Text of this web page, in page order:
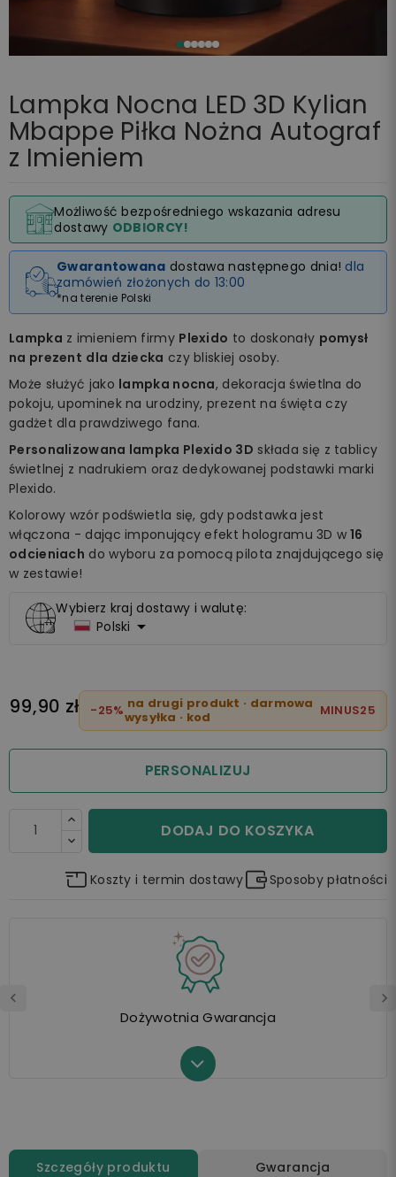
Lampka Nocna LED 3D Kylian
Mbappe Piłka Nożna Autograf
z Imieniem
Możliwość bezpośredniego wskazania adresu
dostawy ODBIORCY!
Gwarantowana dostawa następnego dnia! dla
zamówień złożonych do 13:00
*na terenie Polski
Lampka z imieniem firmy Plexido to doskonały pomysł
na prezent dla dziecka czy bliskiej osoby.
Może służyć jako lampka nocna, dekoracja świetlna do
pokoju, upominek na urodziny, prezent na święta czy
gadżet dla prawdziwego fana.
Personalizowana lampka Plexido 3D składa się z tablicy
świetlnej z nadrukiem oraz dedykowanej podstawki marki
Plexido.
Kolorowy wzór podświetla się, gdy podstawka jest
włączona - dając imponujący efekt hologramu 3D w 16
odcieniach do wyboru za pomocą pilota znajdującego się
w zestawie!
Wybierz kraj dostawy i walutę:
Polski 
99,90 zł -25% na drugi produkt · darmowa
wysyłka · kod
MINUS25
PERSONALIZUJ
DODAJ DO KOSZYKA
Koszty i termin dostawy Sposoby płatności
Dożywotnia Gwarancja
Szczegóły produktu Gwarancja